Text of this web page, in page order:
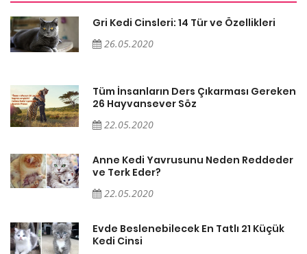
Gri Kedi Cinsleri: 14 Tür ve Özellikleri
26.05.2020
Tüm İnsanların Ders Çıkarması Gereken
26 Hayvansever Söz
22.05.2020
Anne Kedi Yavrusunu Neden Reddeder
ve Terk Eder?
22.05.2020
Evde Beslenebilecek En Tatlı 21 Küçük
Kedi Cinsi